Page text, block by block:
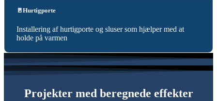
🚪Hurtigporte
Installering af hurtigporte og sluser som hjælper med at
holde på varmen
Projekter med beregnede effekter